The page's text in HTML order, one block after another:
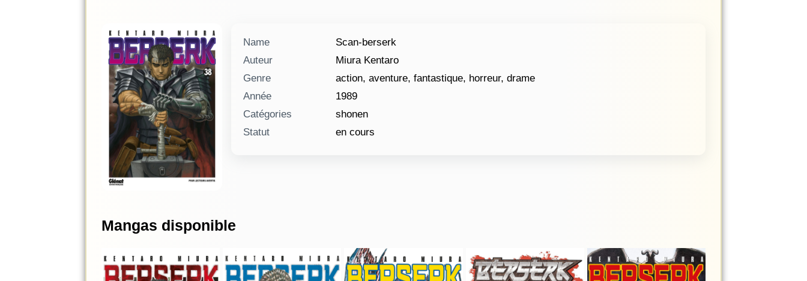
Name
Scan-berserk
Auteur
Miura Kentaro
Genre
action, aventure, fantastique, horreur, drame
Année
1989
Catégories
shonen
Statut
en cours
Mangas disponible